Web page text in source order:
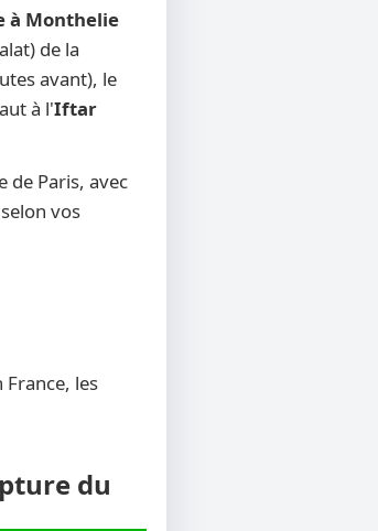
à Monthelie
de la
avant), le
à l'Iftar
de Paris, avec
vos
les
du